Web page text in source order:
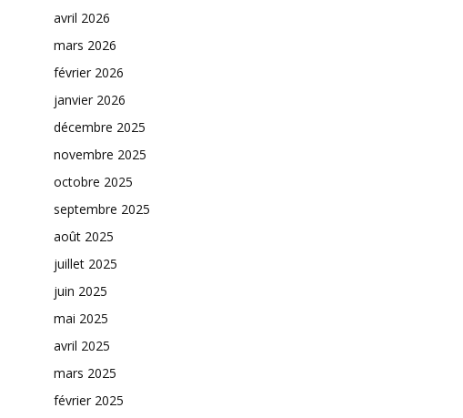
avril 2026
mars 2026
février 2026
janvier 2026
décembre 2025
novembre 2025
octobre 2025
septembre 2025
août 2025
juillet 2025
juin 2025
mai 2025
avril 2025
mars 2025
février 2025